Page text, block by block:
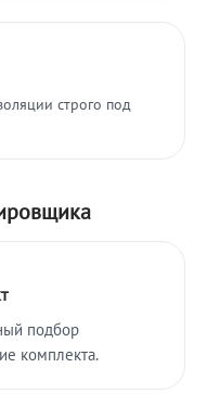
строго под
подбор
комплекта.